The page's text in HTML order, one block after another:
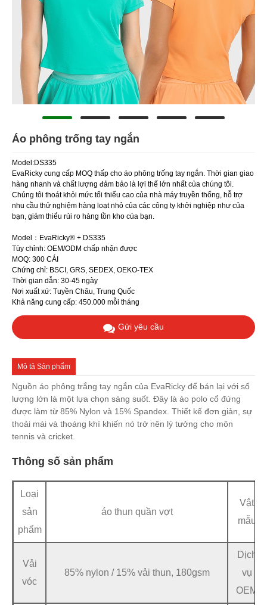
Áo phông trống tay ngắn
Model:DS335
EvaRicky cung cấp MOQ thấp cho áo phông trống tay ngắn. Thời gian giao
hàng nhanh và chất lượng đảm bảo là lợi thế lớn nhất của chúng tôi.
Chúng tôi thoát khỏi mức tối thiểu cao của nhà máy truyền thống, hỗ trợ
nhu cầu thử nghiệm hàng loạt nhỏ của các công ty khởi nghiệp như của
bạn, giảm thiểu rủi ro hàng tồn kho của bạn.
Model：EvaRicky® + DS335
Tùy chỉnh: OEM/ODM chấp nhận được
MOQ: 300 CÁI
Chứng chỉ: BSCI, GRS, SEDEX, OEKO-TEX
Thời gian dẫn: 30-45 ngày
Nơi xuất xứ: Tuyền Châu, Trung Quốc
Khả năng cung cấp: 450.000 mỗi tháng
Gửi yêu cầu
Mô tả Sản phẩm
Nguồn áo phông trắng tay ngắn của EvaRicky để bán lại với số
lượng lớn là một lựa chọn sáng suốt. Đây là áo polo cổ đứng
được làm từ 85% Nylon và 15% Spandex. Thiết kế đơn giản, sự
thoải mái và thoáng khí khiến nó trở nên lý tưởng cho môn
tennis và cricket.
Thông số sản phẩm
Loại
sản
phẩm
áo thun quần vợt
Vật
mẫu
Vải
vóc
85% nylon / 15% vải thun, 180gsm
Dịch
vụ
OEM